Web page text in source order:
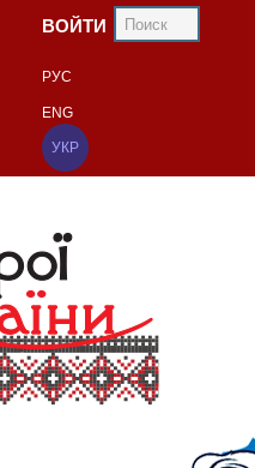
ВОЙТИ
РУС
ENG
УКР